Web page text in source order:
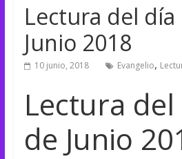
Lectura del día
Junio 2018
10 junio, 2018 Evangelio,
Lectura
de Junio